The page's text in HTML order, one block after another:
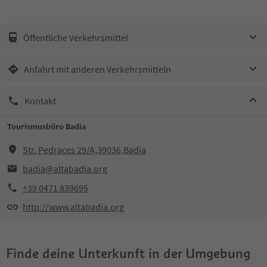
Öffentliche Verkehrsmittel
Anfahrt mit anderen Verkehrsmitteln
Kontakt
Tourismusbüro Badia
Str. Pedraces 29/A,39036,Badia
badia@altabadia.org
+39 0471 839695
http://www.altabadia.org
Finde deine Unterkunft in der Umgebung